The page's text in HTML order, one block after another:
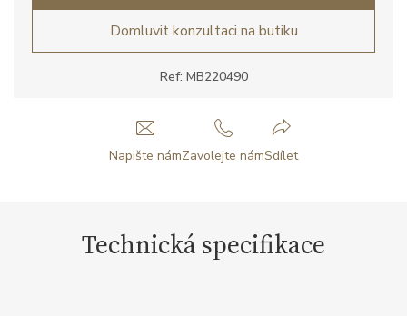
Ref: MB220490
Domluvit konzultaci na butiku
Napište námZavolejte námSdílet
Technická specifikace